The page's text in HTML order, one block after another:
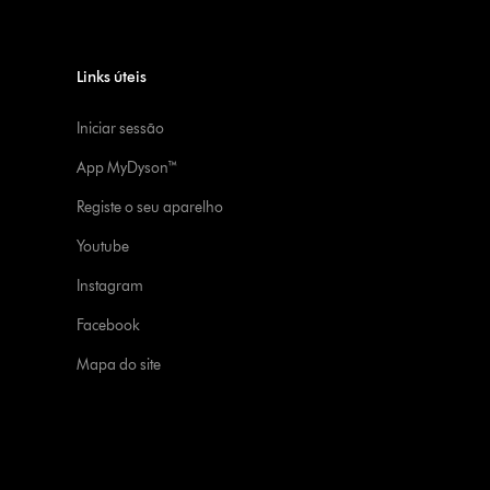
Links úteis
Iniciar sessão
App MyDyson™
Registe o seu aparelho
Youtube
Instagram
Facebook
Mapa do site